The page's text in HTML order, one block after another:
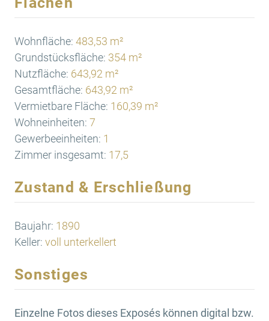
Wohnfläche: 483,53 m²
Grundstücksfläche: 354 m²
Nutzfläche: 643,92 m²
Gesamtfläche: 643,92 m²
Vermietbare Fläche: 160,39 m²
Wohneinheiten: 7
Gewerbeeinheiten: 1
Zimmer insgesamt: 17,5
Zustand & Erschließung
Baujahr: 1890
Keller: voll unterkellert
Sonstiges
Einzelne Fotos dieses Exposés können digital bzw.